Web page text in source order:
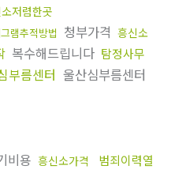
저렴한곳
램추적방법 청부가격 흥신소
복수해드립니다 탐정사무
부름센터 울산심부름센터
비용 흥신소가격
범죄이력열